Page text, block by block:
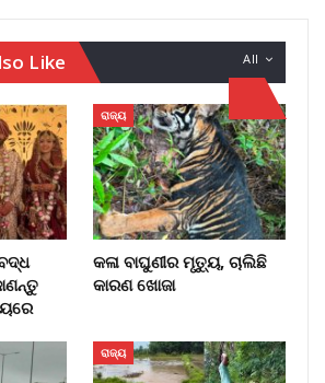
All
Like
ରାଜ୍ୟ
କଳା ବାଘୁଣୀର ମୃତ୍ୟୁ, ଚାଲିଛି
କାରଣ ଖୋଜା
ରାଜ୍ୟ